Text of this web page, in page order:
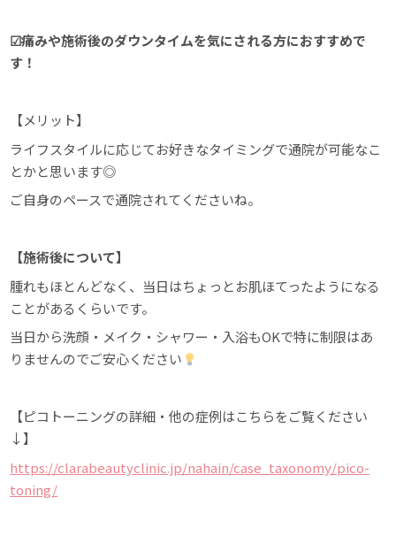
☑︎痛みや施術後のダウンタイムを気にされる方におすすめで
す！
【メリット】
ライフスタイルに応じてお好きなタイミングで通院が可能なこ
とかと思います◎
ご自身のペースで通院されてくださいね。
【施術後について】
腫れもほとんどなく、当日はちょっとお肌ほてったようになる
ことがあるくらいです。
当日から洗顔・メイク・シャワー・入浴もOKで特に制限はあ
りませんのでご安心ください
【ピコトーニングの詳細・他の症例はこちらをご覧ください
↓】
https://clarabeautyclinic.jp/nahain/case_taxonomy/pico-
toning/